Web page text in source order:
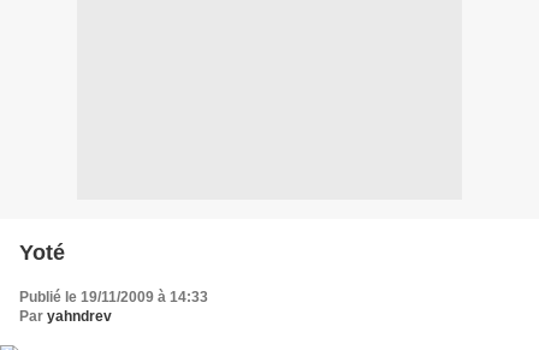
Yoté
Publié le 19/11/2009 à 14:33
Par yahndrev